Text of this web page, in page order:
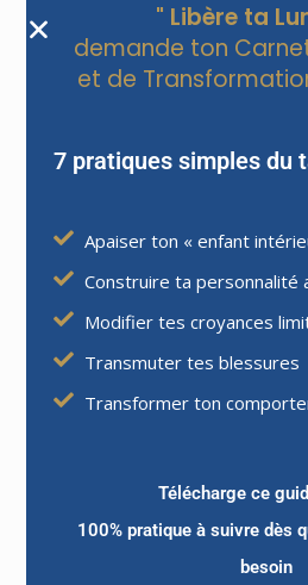
Soit, vous n’allez pas
Dans le premier cas, tant
présenter. C’est celui de
recevoir (trop de
que vous n’êtes pas à la
croyances inconscientes
méritez pas recevoir ce
" Libère ta
demande ton
et de
7 pratiques simples du
Apaiser ton « enfant
Construire ta personnalité
Modifier tes croyances
Transmuter tes blessures
Transformer ton
Télécharge ce
100% pratique à suivre dès
besoin